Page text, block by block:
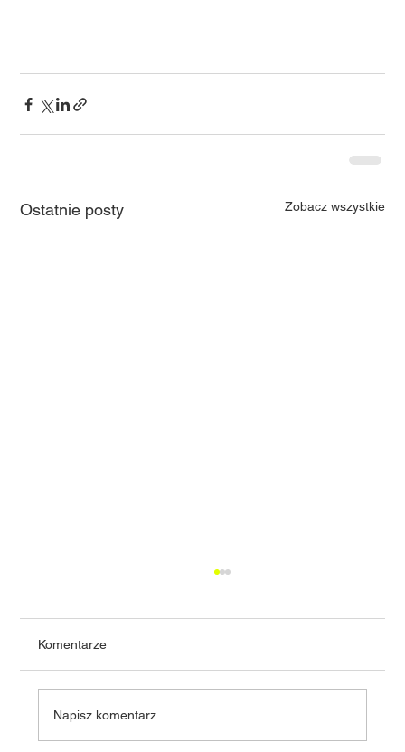
Ostatnie posty Zobacz wszystkie
Komentarze
Napisz komentarz...